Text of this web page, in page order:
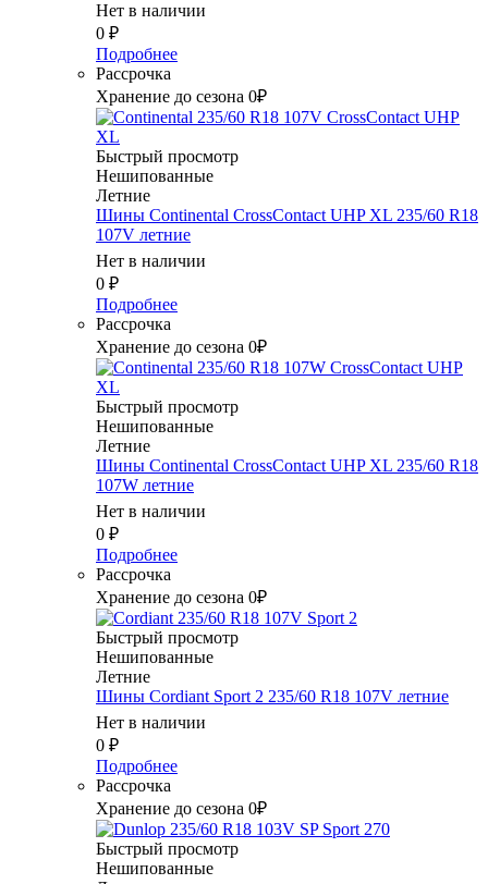
Нет в наличии
0 ₽
Подробнее
Рассрочка
Хранение до сезона 0₽
Быстрый просмотр
Нешипованные
Летние
Шины Continental CrossContact UHP XL 235/60 R18
107V летние
Нет в наличии
0 ₽
Подробнее
Рассрочка
Хранение до сезона 0₽
Быстрый просмотр
Нешипованные
Летние
Шины Continental CrossContact UHP XL 235/60 R18
107W летние
Нет в наличии
0 ₽
Подробнее
Рассрочка
Хранение до сезона 0₽
Быстрый просмотр
Нешипованные
Летние
Шины Cordiant Sport 2 235/60 R18 107V летние
Нет в наличии
0 ₽
Подробнее
Рассрочка
Хранение до сезона 0₽
Быстрый просмотр
Нешипованные